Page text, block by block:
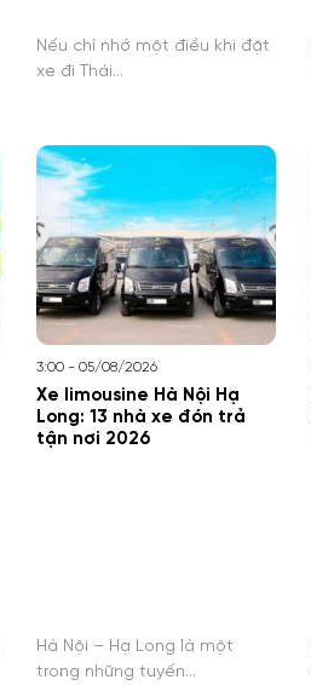
Nếu chỉ nhớ một điều khi đặt
xe đi Thái…
3:00 - 05/08/2026
Xe limousine Hà Nội Hạ
Long: 13 nhà xe đón trả
tận nơi 2026
Hà Nội – Hạ Long là một
trong những tuyến…